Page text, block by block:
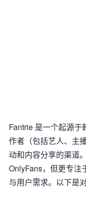
Fantrie 是一个起源
作者（包括艺人、主
动和内容分享的渠道
OnlyFans，但更专注
与用户需求。以下是